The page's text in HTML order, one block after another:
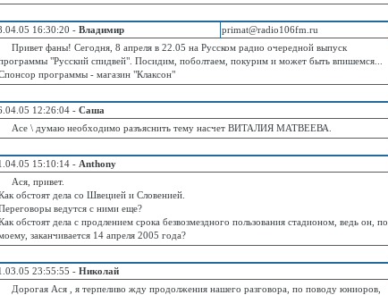
16:30:20 - Владимир
primat@radio106fm.ru
Привет фаны! Сегодня, 8 апреля в 22.05 на Русском радио очередной выпуск
"Русский спидвей". Посидим, поболтаем, покурим и может быть впишемся...
программы - магазин "Клаксон"
12:26:04 - Саша
Асе \ думаю необходимо разъяснить тему насчет ВИТАЛИЯ МАТВЕЕВА.
15:10:14 - Anthony
Ася, привет.
обстоят дела со Швецией и Словенией.
ведутся с ними еще?
обстоят дела с продлением срока безвозмездного пользования стадионом, ведь он, по
заканчивается 14 апреля 2005 года?
23:55:55 - Николай
Дорогая Ася , я терпеливо жду продолжения нашего разговора, по поводу юниоров,